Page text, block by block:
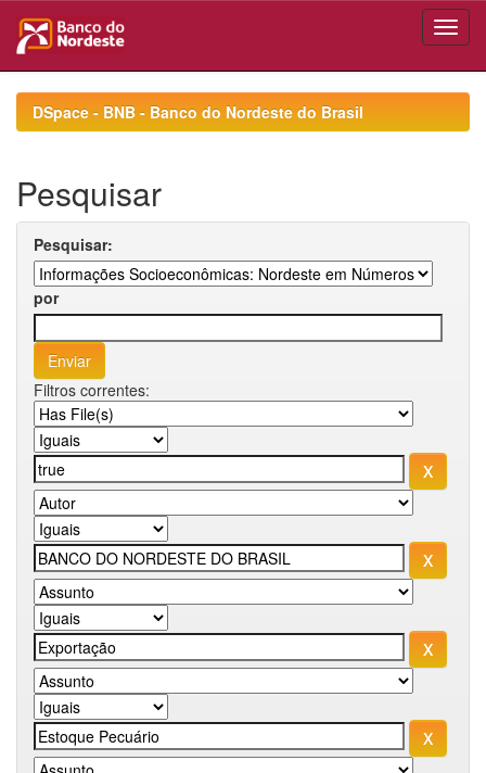
navigationDSpace - BNB - Banco do Nordeste do Brasil
Pesquisar
Pesquisar:
por
Filtros correntes: